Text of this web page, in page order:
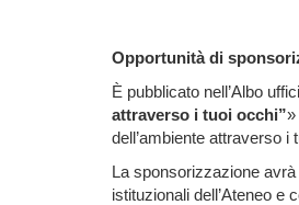
Opportunità di
È pubblicato nell’Albo
attraverso i tuoi occhi”»
dell’ambiente attraverso i
La sponsorizzazione
istituzionali dell’Ateneo e